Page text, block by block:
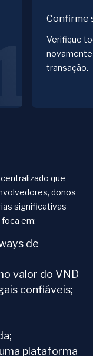
Confirme
Verifique
transação.
que
donos
significativas
em:
de
valor do VND
confiáveis;
plataforma